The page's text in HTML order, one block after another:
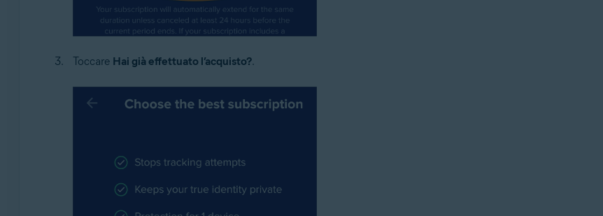
Toccare Hai già effettuato l’acquisto?.